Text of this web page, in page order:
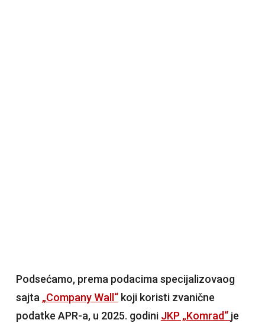
Podsećamo, prema podacima specijalizovaog
sajta „Company Wall“koji koristi zvanične
podatke APR-a, u 2025. godini JKP „Komrad“ je